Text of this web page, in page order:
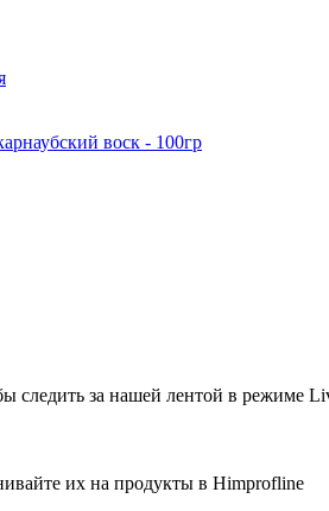
воск - 100гр
следить за нашей лентой в режиме
их на продукты в Himprofline